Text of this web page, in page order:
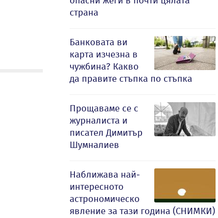
страна
Банковата ви
карта изчезна в
чужбина? Какво
да правите стъпка по стъпка
Прощаваме се с
журналиста и
писател Димитър
Шумналиев
Наближава най-
интересното
астрономическо
явление за тази година (СНИМКИ)